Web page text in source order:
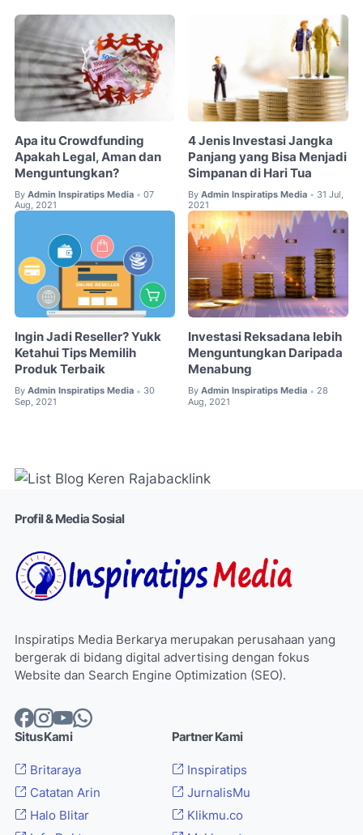
Apa itu Crowdfunding
Apakah Legal, Aman dan
Menguntungkan?
By Admin Inspiratips Media • 07
Aug, 2021
4 Jenis Investasi Jangka
Panjang yang Bisa Menjadi
Simpanan di Hari Tua
By Admin Inspiratips Media • 31 Jul,
2021
Ingin Jadi Reseller? Yukk
Ketahui Tips Memilih
Produk Terbaik
By Admin Inspiratips Media • 30
Sep, 2021
Investasi Reksadana lebih
Menguntungkan Daripada
Menabung
By Admin Inspiratips Media • 28
Aug, 2021
Profil & Media Sosial
Inspiratips Media Berkarya merupakan perusahaan yang
bergerak di bidang digital advertising dengan fokus
Website dan Search Engine Optimization (SEO).
Situs Kami
Britaraya
Catatan Arin
Halo Blitar
Partner Kami
Inspiratips
JurnalisMu
Klikmu.co